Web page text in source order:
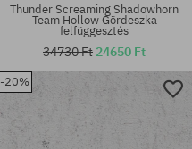
Elérhető méretek:
56
Thunder Screaming Shadowhorn
Team Hollow Gördeszka
felfüggesztés
34730 Ft 24650 Ft
-20%